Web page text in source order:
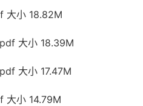
大小 18.82M
大小 18.39M
大小 17.47M
大小 14.79M